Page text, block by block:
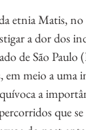
etnia Matis, no
a dor dos
de São Paulo
em meio a uma
a
que